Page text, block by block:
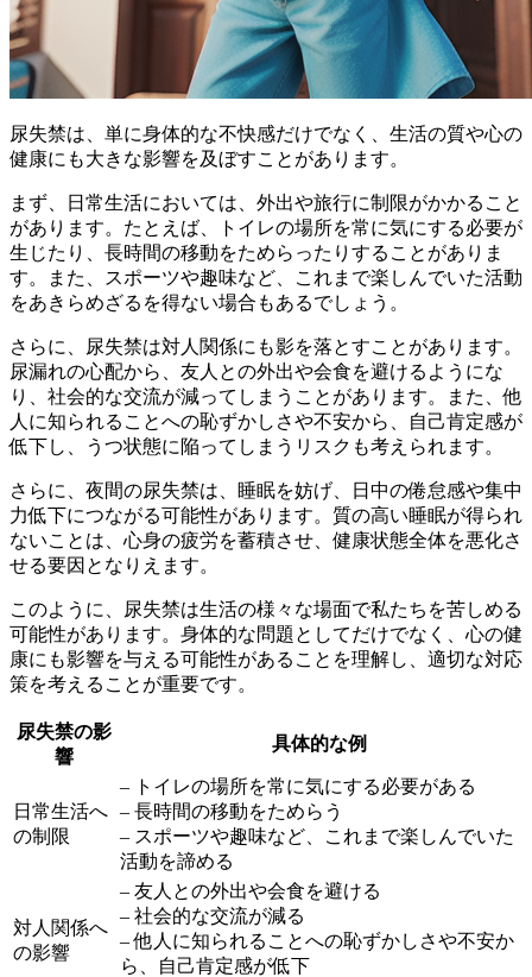
尿失禁は、単に身体的な不快感だけでなく、生活の質や心の
健康にも大きな影響を及ぼすことがあります。
まず、日常生活においては、外出や旅行に制限がかかること
があります。たとえば、
トイレの場所を常に気にする必要が
生じたり、長時間の移動をためらったりする ことがありま
す。また、スポーツや趣味など、これまで楽しんでいた活動
をあきらめざるを得ない場合もあるでしょう。
さらに、尿失禁は対人関係にも影を落とすことがあります。
尿漏れの心配から、友人との外出や会食を避けるようにな
り、 社会的な交流が減ってしまう ことがあります。また、他
人に知られることへの恥ずかしさや不安から、自己肯定感が
低下し、うつ状態に陥ってしまうリスクも考えられます。
さらに、 夜間の尿失禁は、睡眠を妨げ、日中の倦怠感や集中
力低下につながる可能性があります。質の高い睡眠が得られ
ないことは、心身の疲労を蓄積させ、健康状態全体を悪化さ
せる要因となりえます。
このように、尿失禁は生活の様々な場面で私たちを苦しめる
可能性があります。身体的な問題としてだけでなく、心の健
康にも影響を与える可能性があることを理解し、適切な対応
策を考えることが重要です。
尿失禁の影
響
具体的な例
日常生活へ
の制限
– トイレの場所を常に気にする必要がある
– 長時間の移動をためらう
– スポーツや趣味など、これまで楽しんでいた
活動を諦める
対人関係へ
の影響
– 友人との外出や会食を避ける
– 社会的な交流が減る
– 他人に知られることへの恥ずかしさや不安か
ら、自己肯定感が低下